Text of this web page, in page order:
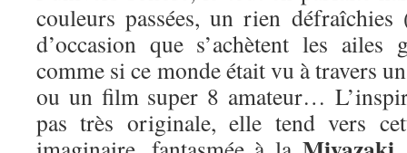
couleurs passées, un rien défraîchies
d’occasion que s’achètent les ailes
comme si ce monde était vu à travers
ou un film super 8 amateur…
pas très originale, elle tend vers